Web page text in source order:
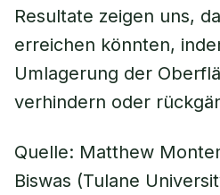
Resultate zeigen uns,
erreichen könnten,
Umlagerung der
verhindern oder
Quelle: Matthew
Biswas (Tulane